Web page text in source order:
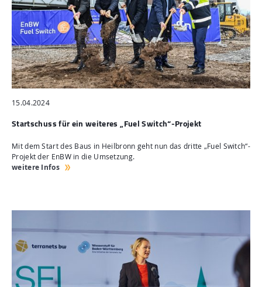
15.04.2024
Startschuss für ein weiteres „Fuel Switch“-Projekt
Mit dem Start des Baus in Heilbronn geht nun das dritte „Fuel Switch“-
Projekt der EnBW in die Umsetzung.
weitere Infos